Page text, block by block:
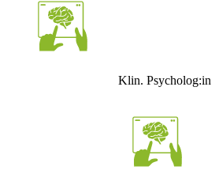
Klin. Psycholog:in